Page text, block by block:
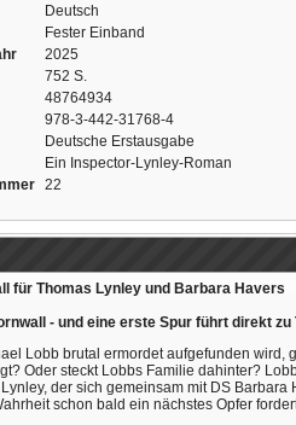
Deutsch
Fester Einband
2025
752 S.
48764934
978-3-442-31768-4
Deutsche Erstausgabe
Ein Inspector-Lynley-Roman
22
für Thomas Lynley und Barbara Havers
- und eine erste Spur führt direkt zu
Lobb brutal ermordet aufgefunden
Oder steckt Lobbs Familie dahinter?
der sich gemeinsam mit DS
schon bald ein nächstes Opfer